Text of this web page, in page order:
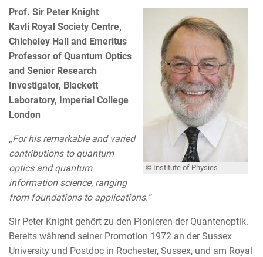
© Institute of Physics
Prof. Sir Peter Knight
Kavli Royal Society Centre,
Chicheley Hall and Emeritus
Professor of Quantum Optics
and Senior Research
Investigator, Blackett
Laboratory, Imperial College
London
„For his remarkable and varied
contributions to quantum
optics and quantum
information science, ranging
from foundations to applications.“
Sir Peter Knight gehört zu den Pionieren der Quantenoptik.
Bereits während seiner Promotion 1972 an der Sussex
University und Postdoc in Rochester, Sussex, und am Royal